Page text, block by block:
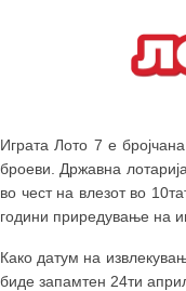
Играта Лото 7 е
броеви. Државна
во чест на влезот во
години приредување на
Како датум на
биде запамтен 24ти